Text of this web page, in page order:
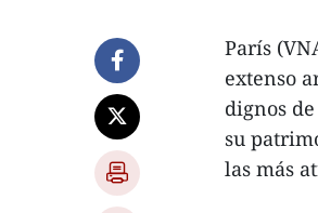
París
extenso
dignos
su
las más